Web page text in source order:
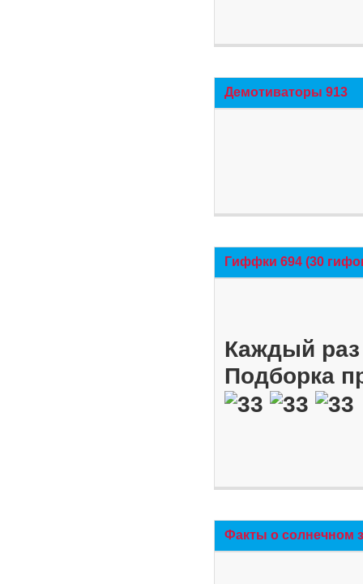
Демотиваторы 913
Гиффки 694 (30
Каждый
Подборка
Факты о солнечном